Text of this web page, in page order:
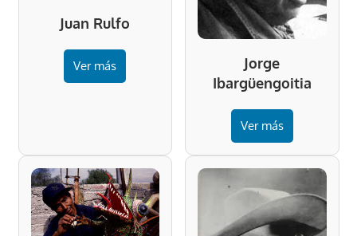
Juan Rulfo
Ver más
Jorge
Ibargüengoitia
Ver más